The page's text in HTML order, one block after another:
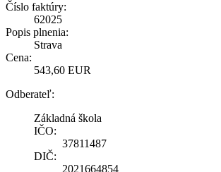
Číslo faktúry:
62025
Popis plnenia:
Strava
Cena:
543,60 EUR
Odberateľ:
Základná škola
IČO:
37811487
DIČ:
2021664854